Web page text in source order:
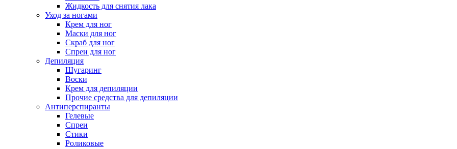
Жидкость для снятия лака
Уход за ногами
Крем для ног
Маски для ног
Скраб для ног
Спреи для ног
Депиляция
Шугаринг
Воски
Крем для депиляции
Прочие средства для депиляции
Антиперспиранты
Гелевые
Спреи
Стики
Роликовые